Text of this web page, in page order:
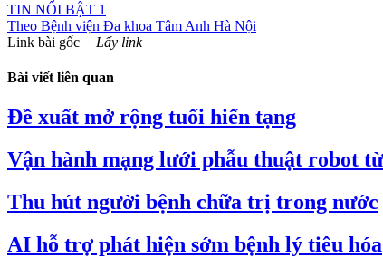
TIN NỔI BẬT 1
Theo Bệnh viện Đa khoa Tâm Anh Hà Nội
Link bài gốc
Lấy link
Bài viết liên quan
Đề xuất mở rộng tuổi hiến tạng
Vận hành mạng lưới phẫu thuật robot
Thu hút người bệnh chữa trị trong nước
AI hỗ trợ phát hiện sớm bệnh lý tiêu hóa